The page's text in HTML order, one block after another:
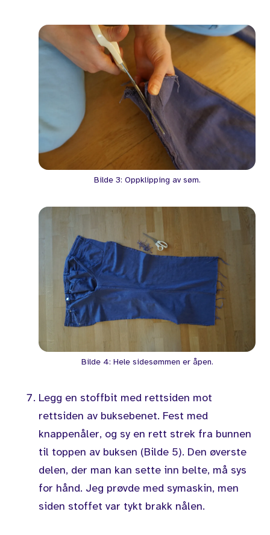
Bilde 3: Oppklipping av søm.
Bilde 4: Hele sidesømmen er åpen.
Legg en stoffbit med rettsiden mot
rettsiden av buksebenet. Fest med
knappenåler, og sy en rett strek fra bunnen
til toppen av buksen (Bilde 5). Den øverste
delen, der man kan sette inn belte, må sys
for hånd. Jeg prøvde med symaskin, men
siden stoffet var tykt brakk nålen.